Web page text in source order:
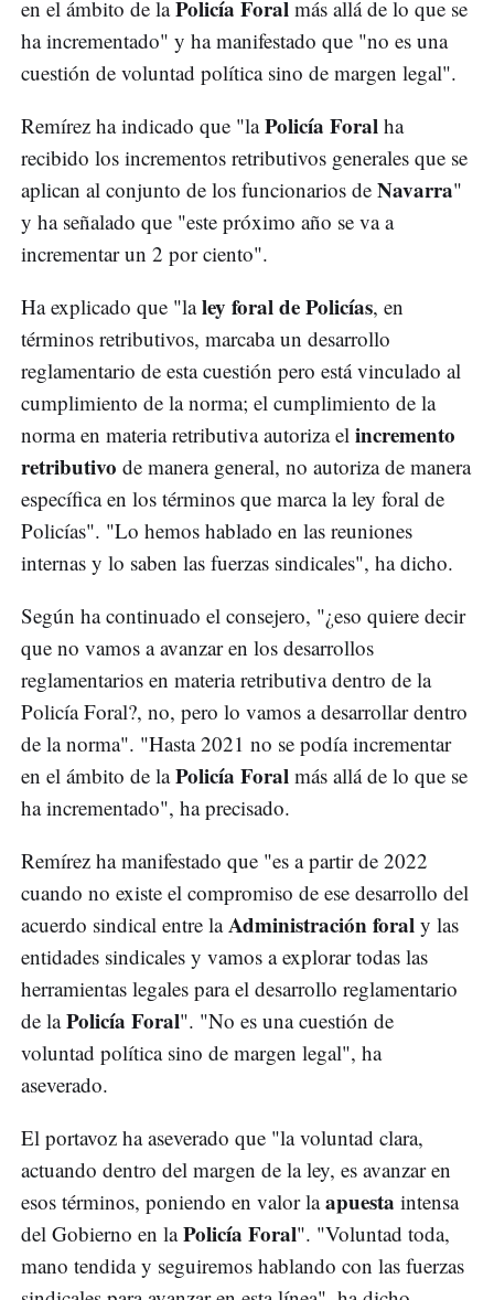
en el ámbito de laPolicía Foral más allá de lo que se
ha incrementado" y ha manifestado que "no es una
cuestión de voluntad política sino de margen legal".
Remírez ha indicado que "laPolicía Foral ha
recibido los incrementos retributivos generales que se
aplican al conjunto de los funcionarios de Navarra"
y ha señalado que "este próximo año se va a
incrementar un 2 por ciento".
Ha explicado que "laley foral de Policías, en
términos retributivos, marcaba un desarrollo
reglamentario de esta cuestión pero está vinculado al
cumplimiento de la norma; el cumplimiento de la
norma en materia retributiva autoriza el incremento
retributivo de manera general, no autoriza de manera
específica en los términos que marca la ley foral de
Policías". "Lo hemos hablado en las reuniones
internas y lo saben las fuerzas sindicales", ha dicho.
Según ha continuado el consejero, "¿eso quiere decir
que no vamos a avanzar en los desarrollos
reglamentarios en materia retributiva dentro de la
Policía Foral?, no, pero lo vamos a desarrollar dentro
de la norma". "Hasta 2021 no se podía incrementar
en el ámbito de laPolicía Foral más allá de lo que se
ha incrementado", ha precisado.
Remírez ha manifestado que "es a partir de 2022
cuando no existe el compromiso de ese desarrollo del
acuerdo sindical entre laAdministración foral y las
entidades sindicales y vamos a explorar todas las
herramientas legales para el desarrollo reglamentario
de laPolicía Foral". "No es una cuestión de
voluntad política sino de margen legal", ha
aseverado.
El portavoz ha aseverado que "la voluntad clara,
actuando dentro del margen de la ley, es avanzar en
esos términos, poniendo en valor laapuesta intensa
del Gobierno en laPolicía Foral". "Voluntad toda,
mano tendida y seguiremos hablando con las fuerzas